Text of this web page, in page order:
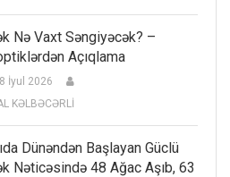
Nə Vaxt Səngiyəcək? –
Açıqlama
İyul 2026
KƏLBƏCƏRLİ
Dünəndən Başlayan Güclü
Nəticəsində 48 Ağac Aşıb, 63